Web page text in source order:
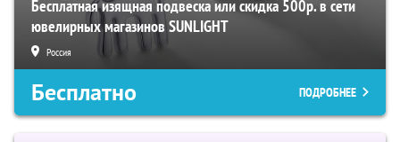
Бесплатная изящная подвеска или скидка 500р. в сети
ювелирных магазинов SUNLIGHT
Россия
Бесплатно ПОДРОБНЕЕ